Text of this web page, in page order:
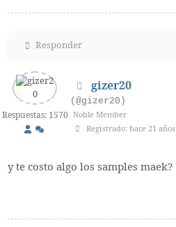
Responder
Respuestas: 1570
gizer20
(@gizer20)
Noble Member
Registrado: hace 21 años
y te costo algo los samples maek?